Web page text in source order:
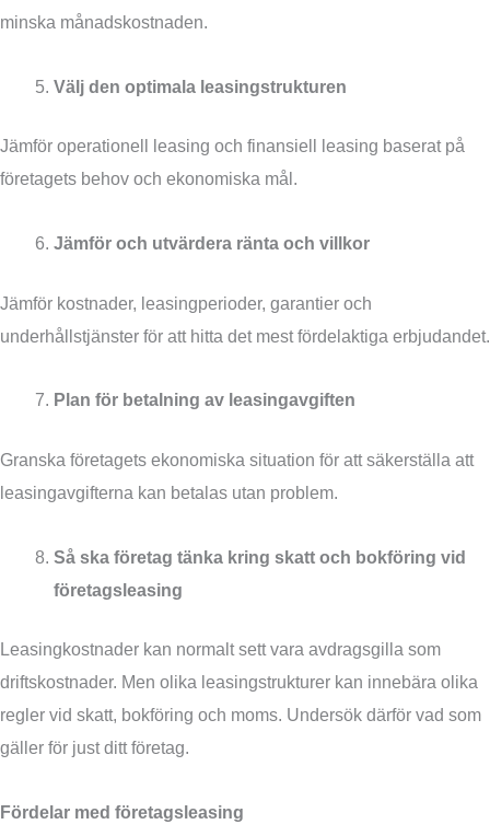
minska månadskostnaden.
Välj den optimala leasingstrukturen
Jämför operationell leasing och finansiell leasing baserat på
företagets behov och ekonomiska mål.
Jämför och utvärdera ränta och villkor
Jämför kostnader, leasingperioder, garantier och
underhållstjänster för att hitta det mest fördelaktiga erbjudandet.
Plan för betalning av leasingavgiften
Granska företagets ekonomiska situation för att säkerställa att
leasingavgifterna kan betalas utan problem.
Så ska företag tänka kring skatt och bokföring vid
företagsleasing
Leasingkostnader kan normalt sett vara avdragsgilla som
driftskostnader. Men olika leasingstrukturer kan innebära olika
regler vid skatt, bokföring och moms. Undersök därför vad som
gäller för just ditt företag.
Fördelar med företagsleasing